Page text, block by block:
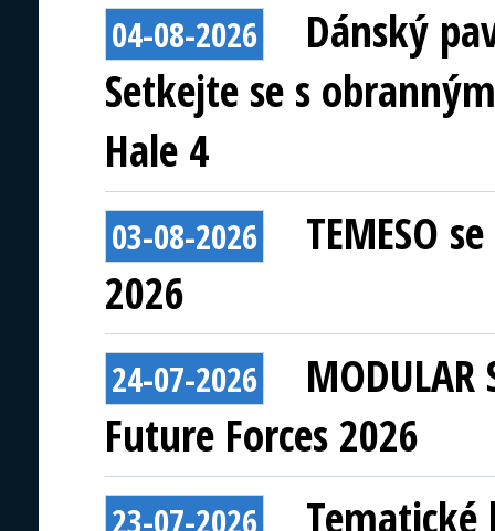
04-08-2026
Dánský
Setkejte se s
Hale 4
03-08-2026
TEMESO
2026
24-07-2026
Future Forces 2026
23-07-2026 Tematické